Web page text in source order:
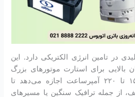
در تامین انرژی الکتریکی دارد. این
بالایی برای استارت موتورهای بزرگ
فراهم کنند. ظرفیت ۱۵۰ تا ۲۲۰ آمپرساعت اجازه می‌دهد تا
از جمله ترافیک سنگین یا مسیرهای